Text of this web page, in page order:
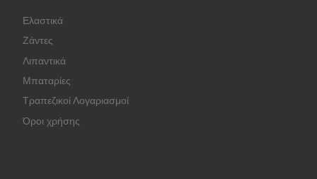
Ελαστικά
Ζάντες
Λιπαντικά
Μπαταρίες
Τραπεζικοί Λογαριασμοί
Όροι χρήσης